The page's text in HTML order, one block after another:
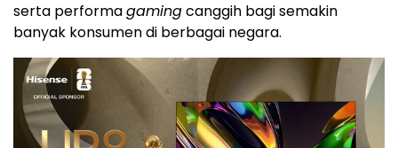
serta performagamingcanggih bagi semakin
banyak konsumen di berbagai negara.